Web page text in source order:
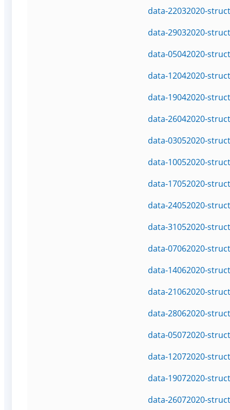
data-22032020-
data-29032020-
data-05042020-
data-12042020-
data-19042020-
data-26042020-
data-03052020-
data-10052020-
data-17052020-
data-24052020-
data-31052020-
data-07062020-
data-14062020-
data-21062020-
data-28062020-
data-05072020-
data-12072020-
data-19072020-
data-26072020-